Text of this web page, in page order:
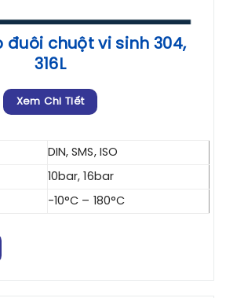
đuôi chuột vi sinh 304,
316L
Xem Chi Tiết
DIN, SMS, ISO
10bar, 16bar
-10°C – 180°C